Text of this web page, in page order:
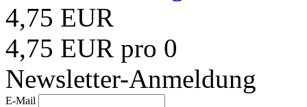
4,75 EUR
4,75 EUR pro 0
Newsletter-Anmeldung
E-Mail